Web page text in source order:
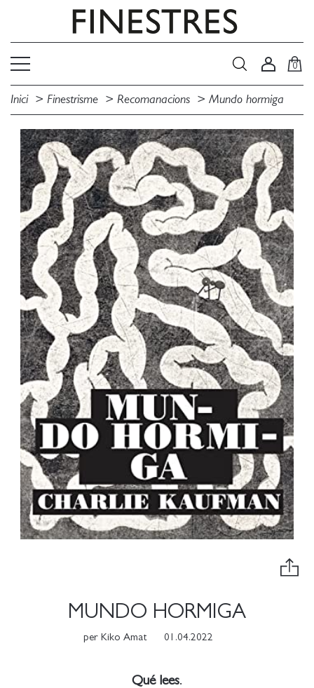
0
Inici Finestrisme Recomanacions Mundo hormiga
MUNDO HORMIGA
per Kiko Amat 01.04.2022
Qué lees.